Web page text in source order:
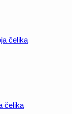
čelika
čelika